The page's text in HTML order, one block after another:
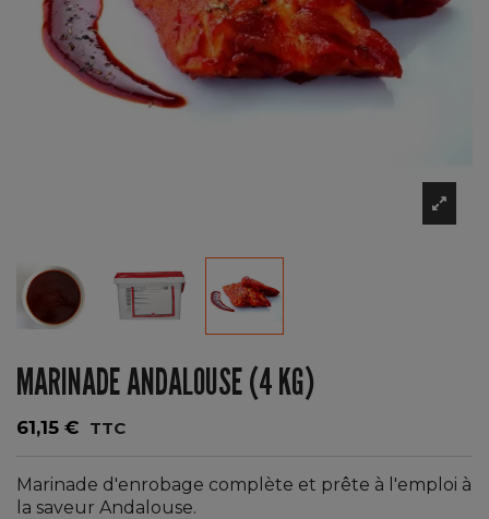
MARINADE ANDALOUSE (4 KG)
61,15 € TTC
Marinade d'enrobage complète et prête à l'emploi à
la saveur Andalouse.